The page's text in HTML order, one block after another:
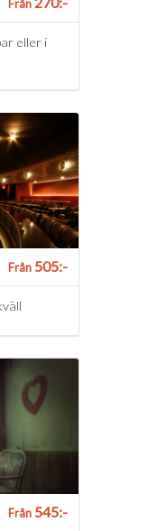
Från
eller i
Från505:-
Från545:-